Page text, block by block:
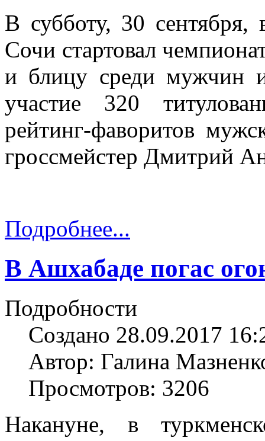
В субботу, 30
Сочи стартовал
и блицу среди мужчин
участие 320
рейтинг-фаворитов
гроссмейстер Дмитрий
Подробнее...
В Ашхабаде погас
Подробности
Создано 28.09.2017
Автор: Галина
Просмотров: 3206
Накануне, в